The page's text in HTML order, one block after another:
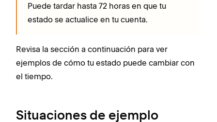
Puede tardar hasta 72 horas en que tu
estado se actualice en tu cuenta.
Revisa la sección a continuación para ver
ejemplos de cómo tu estado puede cambiar con
el tiempo.
Situaciones de ejemplo